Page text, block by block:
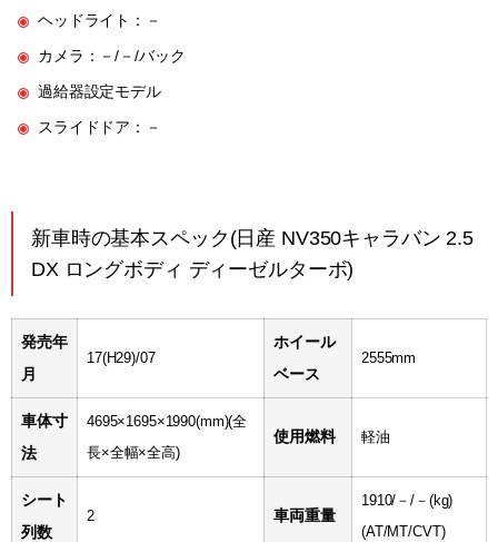
ヘッドライト：－
カメラ：－/－/バック
過給器設定モデル
スライドドア：－
新車時の基本スペック(日産 NV350キャラバン 2.5
DX ロングボディ ディーゼルターボ)
発売年
月
17(H29)/07
ホイール
ベース
2555mm
車体寸
法
4695×1695×1990(mm)(全
長×全幅×全高)
使用燃料 軽油
シート
列数
2 車両重量
1910/－/－(kg)
(AT/MT/CVT)